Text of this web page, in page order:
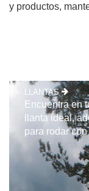
y productos,
LLANTAS
Encuentra en
llanta ideal,
para rodar